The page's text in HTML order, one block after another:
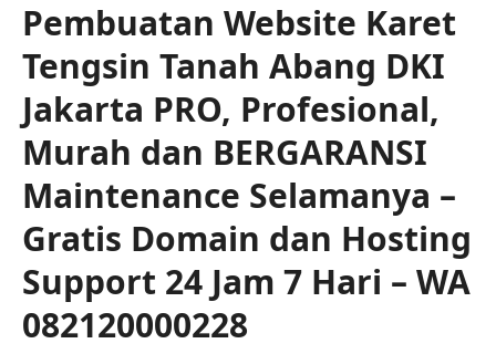
Pembuatan Website Karet
Tengsin Tanah Abang DKI
Jakarta PRO, Profesional,
Murah dan BERGARANSI
Maintenance Selamanya –
Gratis Domain dan Hosting
Support 24 Jam 7 Hari – WA
082120000228